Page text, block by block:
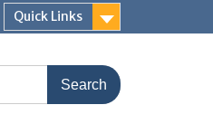
Quick Links